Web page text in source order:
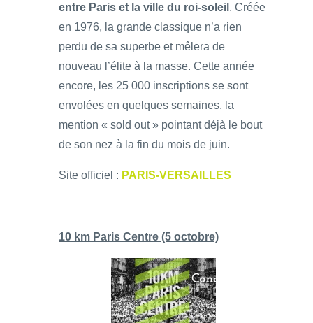
entre Paris et la ville du roi-soleil . Créée
en 1976, la grande classique n’a rien
perdu de sa superbe et mêlera de
nouveau l’élite à la masse. Cette année
encore, les 25 000 inscriptions se sont
envolées en quelques semaines, la
mention « sold out » pointant déjà le bout
de son nez à la fin du mois de juin.
Site officiel : PARIS-VERSAILLES
10 km Paris Centre (5 octobre)